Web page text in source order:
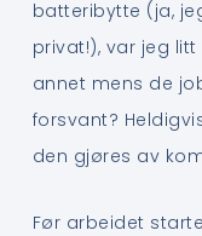
batteribytte (ja,
privat!), var jeg
annet mens de
forsvant?
den gjøres av
Før arbeidet